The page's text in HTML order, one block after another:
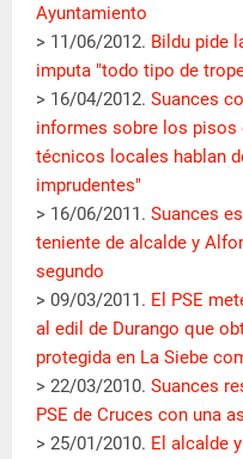
Ayuntamiento
> 11/06/2012. Bildu pide
imputa "todo tipo de
> 16/04/2012. Suances
informes sobre los pisos
técnicos locales hablan
imprudentes"
> 16/06/2011. Suances
teniente de alcalde y
segundo
> 09/03/2011. El PSE
al edil de Durango que
protegida en La Siebe
> 22/03/2010. Suances
PSE de Cruces con una
> 25/01/2010. El alcalde